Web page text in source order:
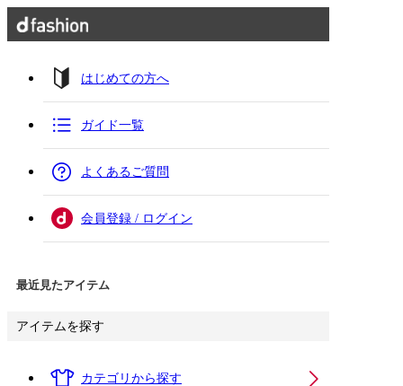
はじめての方へ
ガイド一覧
よくあるご質問
会員登録 / ログイン
最近見たアイテム
アイテムを探す
カテゴリから探す